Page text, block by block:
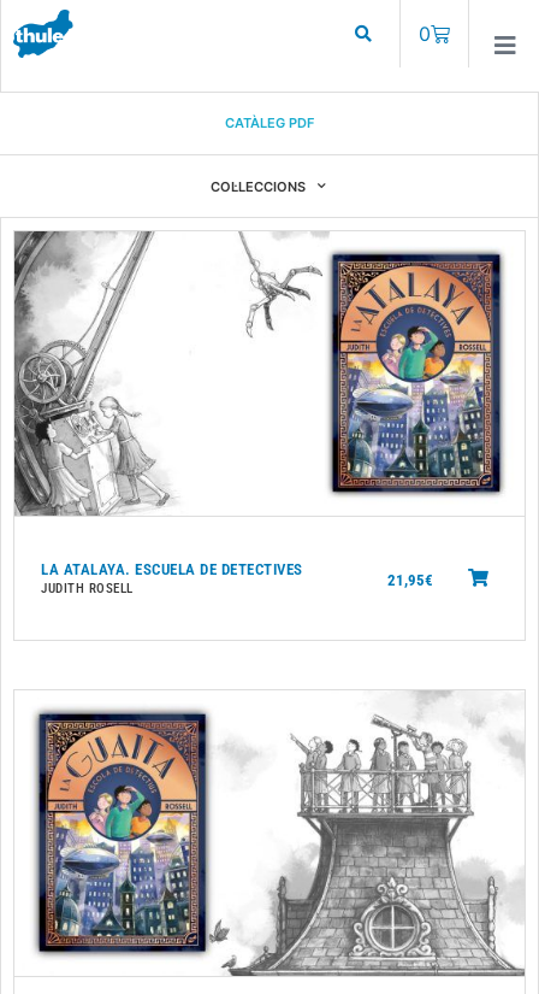
0
CATÀLEG PDF
COL·LECCIONS
LA ATALAYA. ESCUELA DE DETECTIVES
JUDITH ROSELL 21,95€